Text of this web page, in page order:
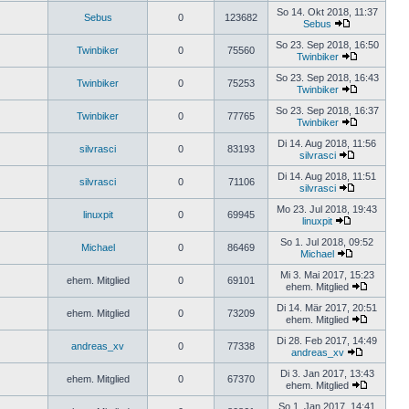
Sebus 0 123682
So 14. Okt 2018, 11:37
Sebus
Twinbiker 0 75560
So 23. Sep 2018, 16:50
Twinbiker
Twinbiker 0 75253
So 23. Sep 2018, 16:43
Twinbiker
Twinbiker 0 77765
So 23. Sep 2018, 16:37
Twinbiker
silvrasci 0 83193
Di 14. Aug 2018, 11:56
silvrasci
silvrasci 0 71106
Di 14. Aug 2018, 11:51
silvrasci
linuxpit 0 69945
Mo 23. Jul 2018, 19:43
linuxpit
Michael 0 86469
So 1. Jul 2018, 09:52
Michael
ehem. Mitglied 0 69101
Mi 3. Mai 2017, 15:23
ehem. Mitglied
ehem. Mitglied 0 73209
Di 14. Mär 2017, 20:51
ehem. Mitglied
andreas_xv 0 77338
Di 28. Feb 2017, 14:49
andreas_xv
ehem. Mitglied 0 67370
Di 3. Jan 2017, 13:43
ehem. Mitglied
So 1. Jan 2017, 14:41